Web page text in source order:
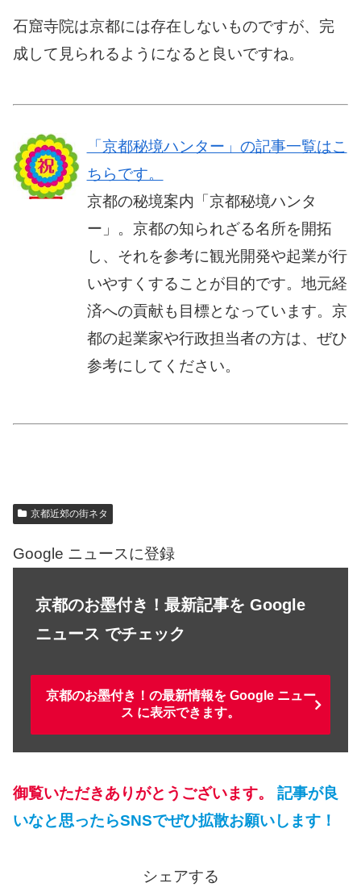
石窟寺院は京都には存在しないものですが、完
成して見られるようになると良いですね。
「京都秘境ハンター」の記事一覧はこ
ちらです。
京都の秘境案内「京都秘境ハンタ
ー」。京都の知られざる名所を開拓
し、それを参考に観光開発や起業が行
いやすくすることが目的です。地元経
済への貢献も目標となっています。京
都の起業家や行政担当者の方は、ぜひ
参考にしてください。
京都近郊の街ネタ
Google ニュースに登録
京都のお墨付き！最新記事を Google
ニュース でチェック
京都のお墨付き！の最新情報を Google ニュー
ス に表示できます。
御覧いただきありがとうございます。
記事が良
いなと思ったらSNSでぜひ拡散お願いします！
シェアする